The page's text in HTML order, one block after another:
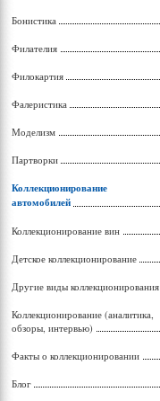
Бонистика
Филателия
Филокартия
Фалеристика
Моделизм
Партворки
Коллекционирование
автомобилей
Коллекционирование вин
Детское коллекционирование
Другие виды коллекционирования
Коллекционирование (аналитика,
обзоры, интервью)
Факты о коллекционировании
Блог